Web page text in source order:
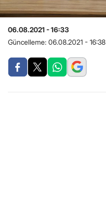
06.08.2021 - 16:33
Güncelleme: 06.08.2021 - 16:38